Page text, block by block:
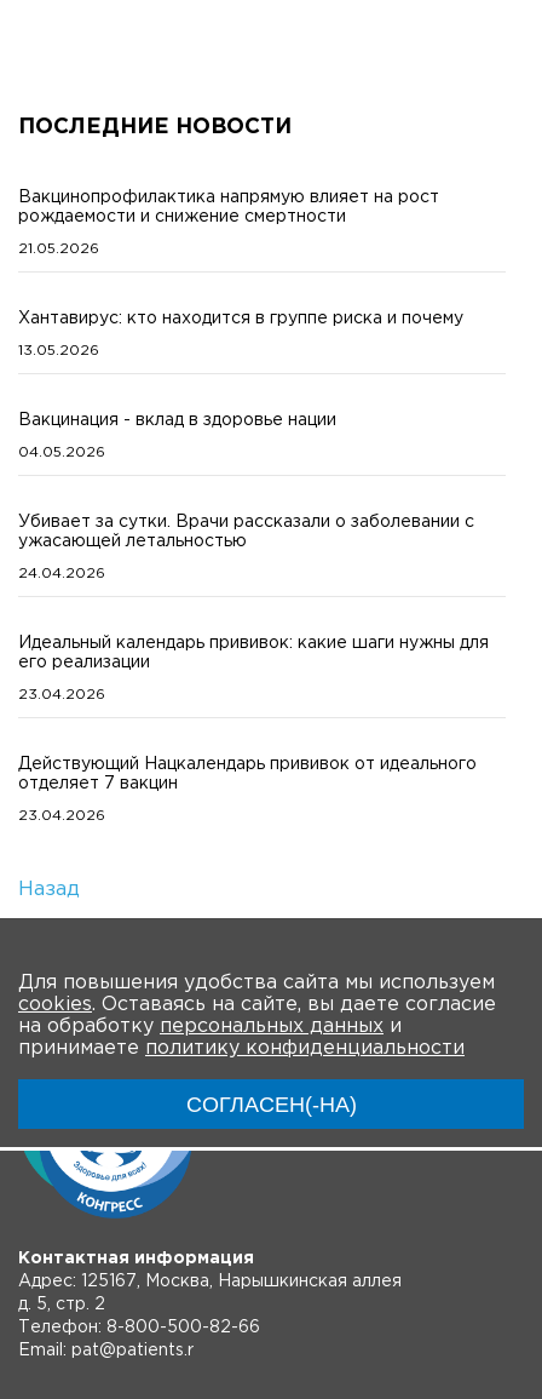
ПОСЛЕДНИЕ НОВОСТИ
Вакцинопрофилактика напрямую влияет на рост
рождаемости и снижение смертности
21.05.2026
Хантавирус: кто находится в группе риска и почему
13.05.2026
Вакцинация - вклад в здоровье нации
04.05.2026
Убивает за сутки. Врачи рассказали о заболевании с
ужасающей летальностью
24.04.2026
Идеальный календарь прививок: какие шаги нужны для
его реализации
23.04.2026
Действующий Нацкалендарь прививок от идеального
отделяет 7 вакцин
23.04.2026
Назад
Для повышения удобства сайта мы используем
cookies. Оставаясь на сайте, вы даете согласие
на обработку персональных данных и
принимаете политику конфиденциальности
СОГЛАСЕН(-НА)
Контактная информация
Адрес: 125167, Москва, Нарышкинская аллея
д. 5, стр. 2
Телефон: 8-800-500-82-66
Email: pat@patients.r